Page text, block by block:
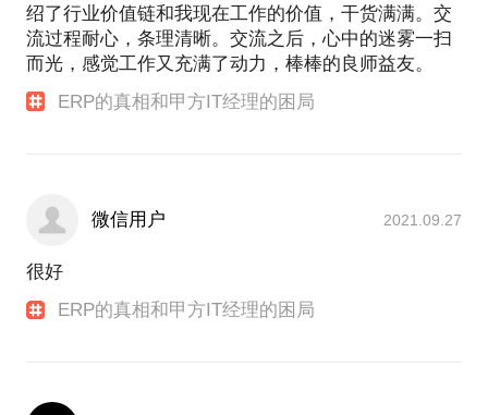
绍了行业价值链和我现在工作的价值，干货满满。交
流过程耐心，条理清晰。交流之后，心中的迷雾一扫
而光，感觉工作又充满了动力，棒棒的良师益友。
ERP的真相和甲方IT经理的困局
微信用户 2021.09.27
很好
ERP的真相和甲方IT经理的困局